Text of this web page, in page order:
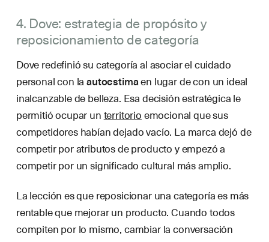
4. Dove: estrategia de propósito y
reposicionamiento de categoría
Dove redefinió su categoría al asociar el cuidado
personal con laautoestimaen lugar de con un ideal
inalcanzable de belleza. Esa decisión estratégica le
permitió ocupar unterritorioemocional que sus
competidores habían dejado vacío. La marca dejó de
competir por atributos de producto y empezó a
competir por un significado cultural más amplio.
La lección es que reposicionar una categoría es más
rentable que mejorar un producto. Cuando todos
compiten por lo mismo, cambiar la conversación